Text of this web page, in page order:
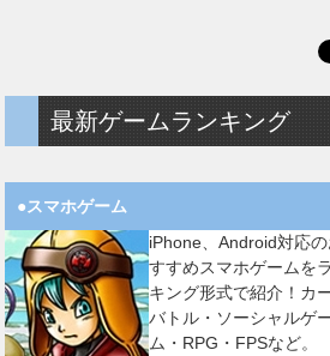
最新ゲームランキング
●スマホゲーム
iPhone、Android対応の
すすめスマホゲームを
キング形式で紹介！カ
バトル・ソーシャルゲ
ム・RPG・FPSなど。